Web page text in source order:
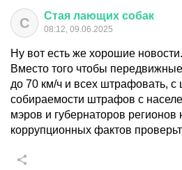
С Стая лающих собак
08:12, 09.06.2025
Ну вот есть же хорошие новости.
Вместо того чтобы
до 70 км/ч и всех штрафовать,
собираемости штрафов с
мэров и губернаторов регионов
коррупционных фактов